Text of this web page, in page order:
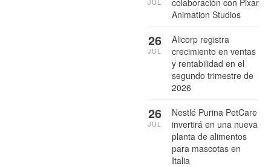
Animation Studios
Alicorp registra
crecimiento en ventas
y rentabilidad en el
segundo trimestre de
2026
26
JUL
Nestlé Purina PetCare
invertirá en una nueva
planta de alimentos
para mascotas en
Italia
26
JUL